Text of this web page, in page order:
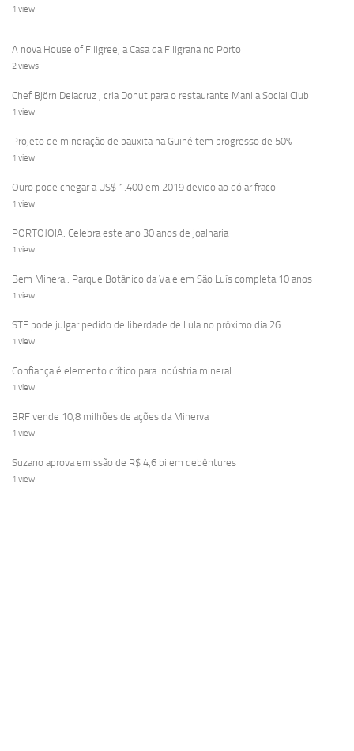
1 view
A nova House of Filigree, a Casa da Filigrana no Porto
2 views
Chef Björn Delacruz , cria Donut para o restaurante Manila Social Club
1 view
Projeto de mineração de bauxita na Guiné tem progresso de 50%
1 view
Ouro pode chegar a US$ 1.400 em 2019 devido ao dólar fraco
1 view
PORTOJOIA: Celebra este ano 30 anos de joalharia
1 view
Bem Mineral: Parque Botânico da Vale em São Luís completa 10 anos
1 view
STF pode julgar pedido de liberdade de Lula no próximo dia 26
1 view
Confiança é elemento crítico para indústria mineral
1 view
BRF vende 10,8 milhões de ações da Minerva
1 view
Suzano aprova emissão de R$ 4,6 bi em debêntures
1 view